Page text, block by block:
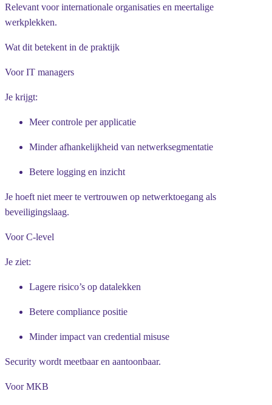
Relevant voor internationale organisaties en meertalige
werkplekken.
Wat dit betekent in de praktijk
Voor IT managers
Je krijgt:
Meer controle per applicatie
Minder afhankelijkheid van netwerksegmentatie
Betere logging en inzicht
Je hoeft niet meer te vertrouwen op netwerktoegang als
beveiligingslaag.
Voor C-level
Je ziet:
Lagere risico’s op datalekken
Betere compliance positie
Minder impact van credential misuse
Security wordt meetbaar en aantoonbaar.
Voor MKB